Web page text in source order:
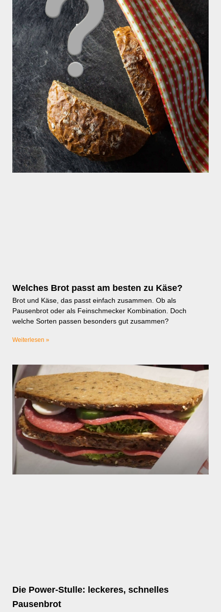
Welches Brot passt am besten zu Käse?
Brot und Käse, das passt einfach zusammen. Ob als
Pausenbrot oder als Feinschmecker Kombination. Doch
welche Sorten passen besonders gut zusammen?
Weiterlesen »
Die Power-Stulle: leckeres, schnelles
Pausenbrot